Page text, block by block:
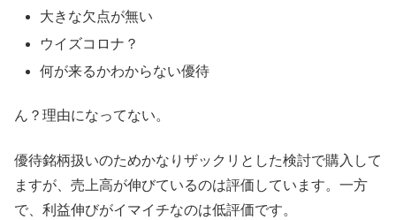
大きな欠点が無い
ウイズコロナ？
何が来るかわからない優待
ん？理由になってない。
優待銘柄扱いのためかなりザックリとした検討で購入して
ますが、売上高が伸びているのは評価しています。一方
で、利益伸びがイマイチなのは低評価です。